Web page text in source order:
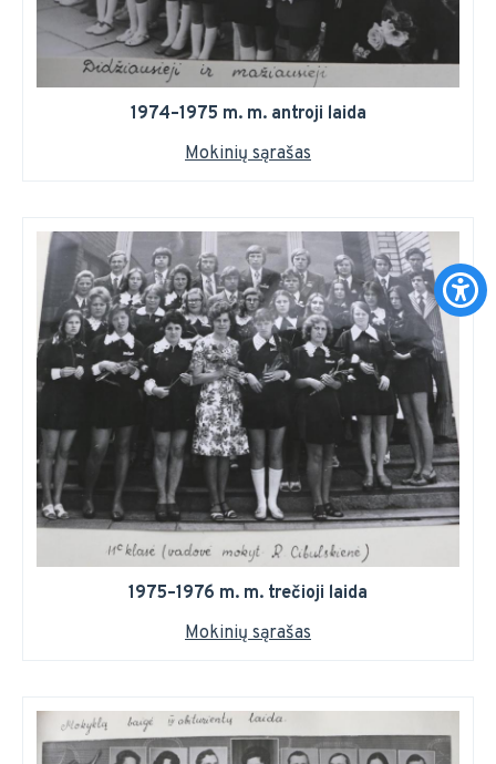
1974–1975 m. m. antroji laida
Mokinių sąrašas
1975–1976 m. m. trečioji laida
Mokinių sąrašas